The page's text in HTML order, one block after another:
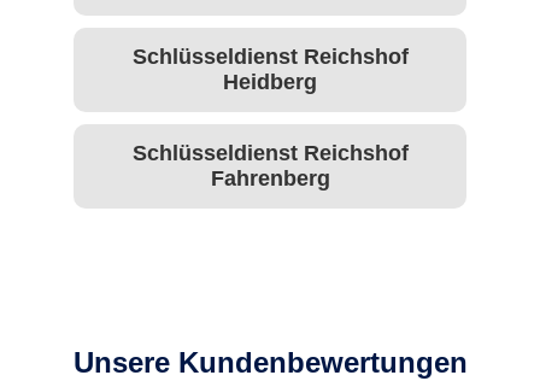
Schlüsseldienst Reichshof
Heidberg
Schlüsseldienst Reichshof
Fahrenberg
Unsere Kundenbewertungen